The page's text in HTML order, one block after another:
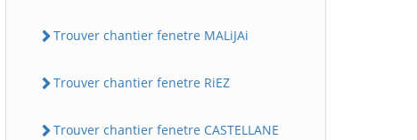
Trouver chantier fenetre MALiJAi
Trouver chantier fenetre RiEZ
Trouver chantier fenetre CASTELLANE